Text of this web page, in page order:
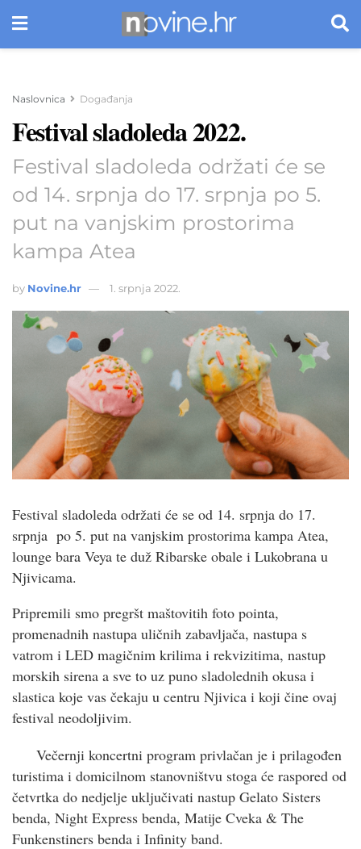
Naslovnica Događanja
Festival sladoleda 2022.
Festival sladoleda održati će se
od 14. srpnja do 17. srpnja po 5.
put na vanjskim prostorima
kampa Atea
by Novine.hr 1. srpnja 2022.
Festival sladoleda održati će se od 14. srpnja do 17.
srpnja po 5. put na vanjskim prostorima kampa Atea,
lounge bara Veya te duž Ribarske obale i Lukobrana u
Njivicama.
Pripremili smo pregršt maštovitih foto pointa,
promenadnih nastupa uličnih zabavljača, nastupa s
vatrom i LED magičnim krilima i rekvizitima, nastup
morskih sirena a sve to uz puno sladolednih okusa i
slastica koje vas čekaju u centru Njivica i koji čine ovaj
festival neodoljivim.
Večernji koncertni program privlačan je i prilagođen
turistima i domicilnom stanovništvu stoga će raspored od
četvrtka do nedjelje uključivati nastup Gelato Sisters
benda, Night Express benda, Matije Cveka & The
Funkenstiners benda i Infinity band.